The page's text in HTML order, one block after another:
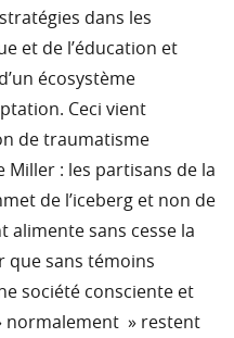
dans les
et de l’éducation et
écosystème
Ceci vient
de traumatisme
Miller : les partisans de la
de l’iceberg et non de
alimente sans cesse la
que sans témoins
société consciente et
normalement » restent